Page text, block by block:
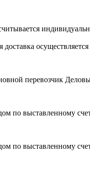
перевозчик
по выставленному
по выставленному